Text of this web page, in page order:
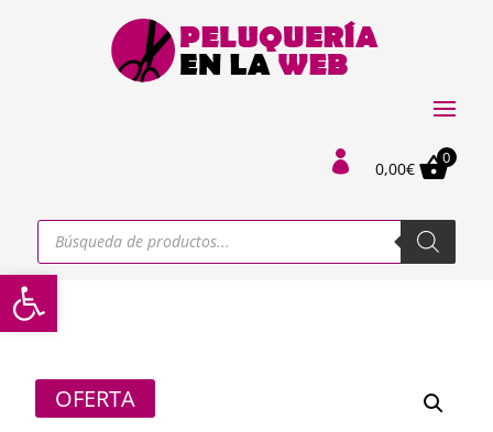
Abrir barra de herramientas
 0,00€
0
Búsqueda
productos
OFERTA